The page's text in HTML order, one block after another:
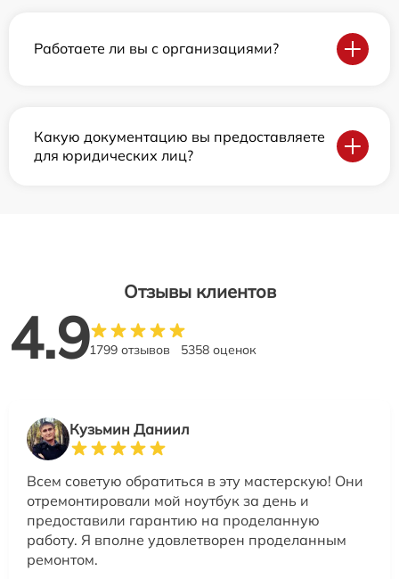
Работаете ли вы с организациями?
Какую документацию вы предоставляете
для юридических лиц?
Отзывы клиентов
4.91799 отзывов 5358 оценок
Кузьмин Даниил
Всем советую обратиться в эту мастерскую! Они
отремонтировали мой ноутбук за день и
предоставили гарантию на проделанную
работу. Я вполне удовлетворен проделанным
ремонтом.